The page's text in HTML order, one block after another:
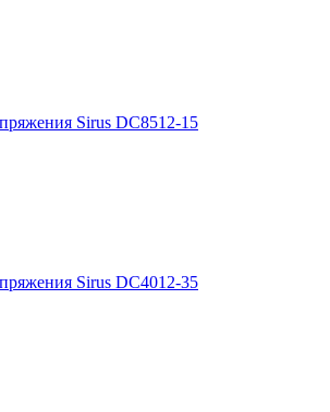
Sirus DC8512-15
Sirus DC4012-35